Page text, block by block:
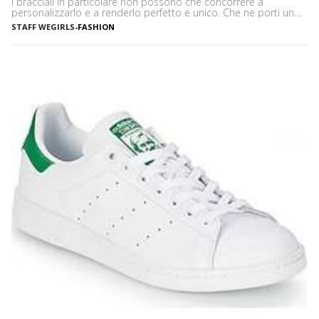
personalizzarlo e a renderlo perfetto e unico. Che ne porti uno
solo, importante o minimale, o ti piaccia mostrarne una serie,
ciascuno con il proprio significato e valore, i bracciali sono
STAFF WEGIRLS-FASHION